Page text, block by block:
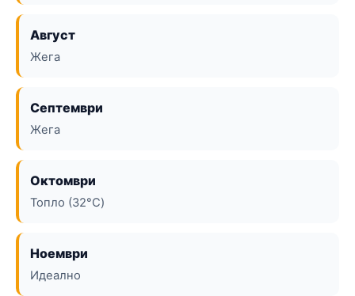
Август
Жега
Септември
Жега
Октомври
Топло (32°C)
Ноември
Идеално